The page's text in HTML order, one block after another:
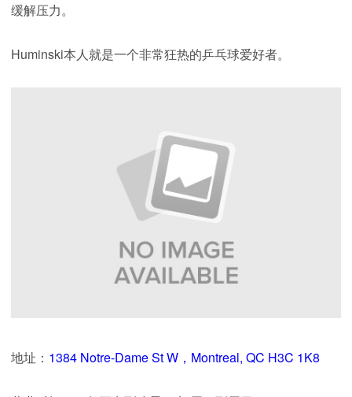
缓解压力。
Huminski本人就是一个非常狂热的乒乓球爱好者。
地址： 1384 Notre-Dame St W，Montreal, QC H3C 1K8